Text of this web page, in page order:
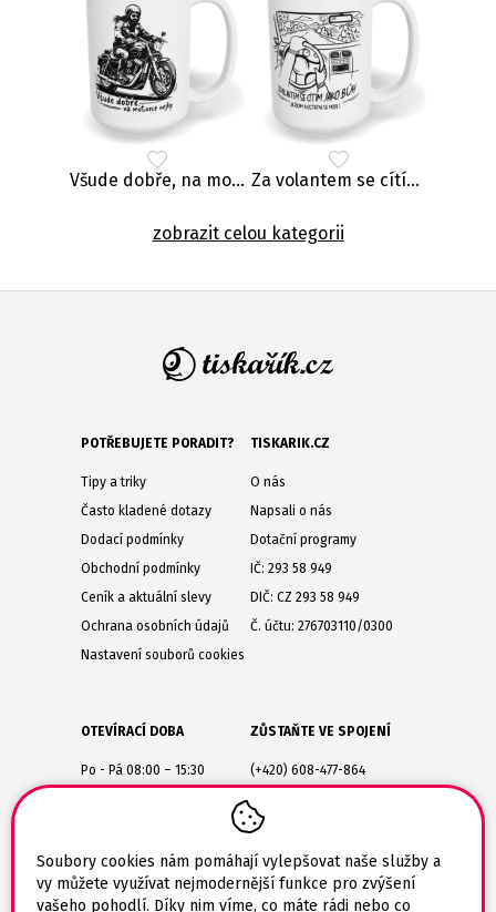
Soubory cookies nám pomáhají vylepšovat naše služby a
vy můžete využívat nejmodernější funkce pro zvýšení
vašeho pohodlí. Díky nim víme, co máte rádi nebo co
Všude dobře, na motorce nejlíp Za volantem se cítím jako Bůh
zobrazit celou kategorii
POTŘEBUJETE PORADIT?
Tipy a triky
Často kladené dotazy
Dodací podmínky
Obchodní podmínky
Ceník a aktuální slevy
Ochrana osobních údajů
Nastavení souborů cookies
TISKARIK.CZ
O nás
Napsali o nás
Dotační programy
IČ: 293 58 949
DIČ: CZ 293 58 949
Č. účtu: 276703110/0300
OTEVÍRACÍ DOBA
Po - Pá 08:00 – 15:30
Jaroměřice nad Rokytnou
675 51
ZŮSTAŇTE VE SPOJENÍ
(+420) 608-477-864